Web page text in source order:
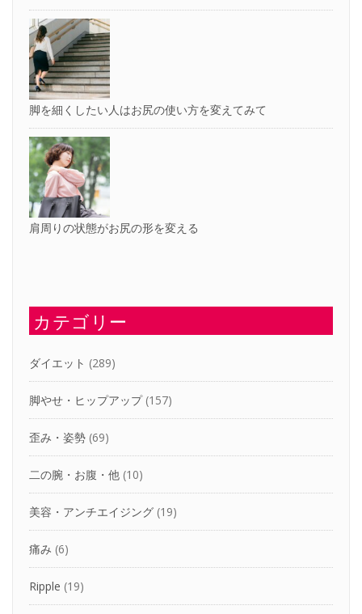
脚を細くしたい人はお尻の使い方を変えてみて
肩周りの状態がお尻の形を変える
カテゴリー
ダイエット (289)
脚やせ・ヒップアップ(157)
歪み・姿勢 (69)
二の腕・お腹・他 (10)
美容・アンチエイジング (19)
痛み (6)
Ripple (19)